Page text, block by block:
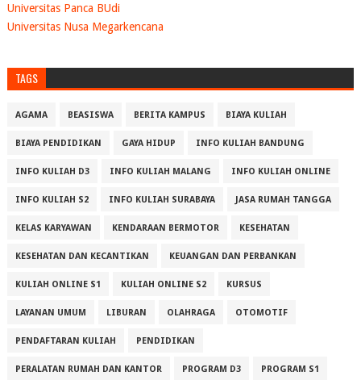
Universitas Panca BUdi
Universitas Nusa Megarkencana
TAGS
AGAMA BEASISWA BERITA KAMPUS BIAYA KULIAH
BIAYA PENDIDIKAN GAYA HIDUP INFO KULIAH BANDUNG
INFO KULIAH D3 INFO KULIAH MALANG INFO KULIAH ONLINE
INFO KULIAH S2 INFO KULIAH SURABAYA JASA RUMAH TANGGA
KELAS KARYAWAN KENDARAAN BERMOTOR KESEHATAN
KESEHATAN DAN KECANTIKAN KEUANGAN DAN PERBANKAN
KULIAH ONLINE S1 KULIAH ONLINE S2 KURSUS
LAYANAN UMUM LIBURAN OLAHRAGA OTOMOTIF
PENDAFTARAN KULIAH PENDIDIKAN
PERALATAN RUMAH DAN KANTOR PROGRAM D3 PROGRAM S1